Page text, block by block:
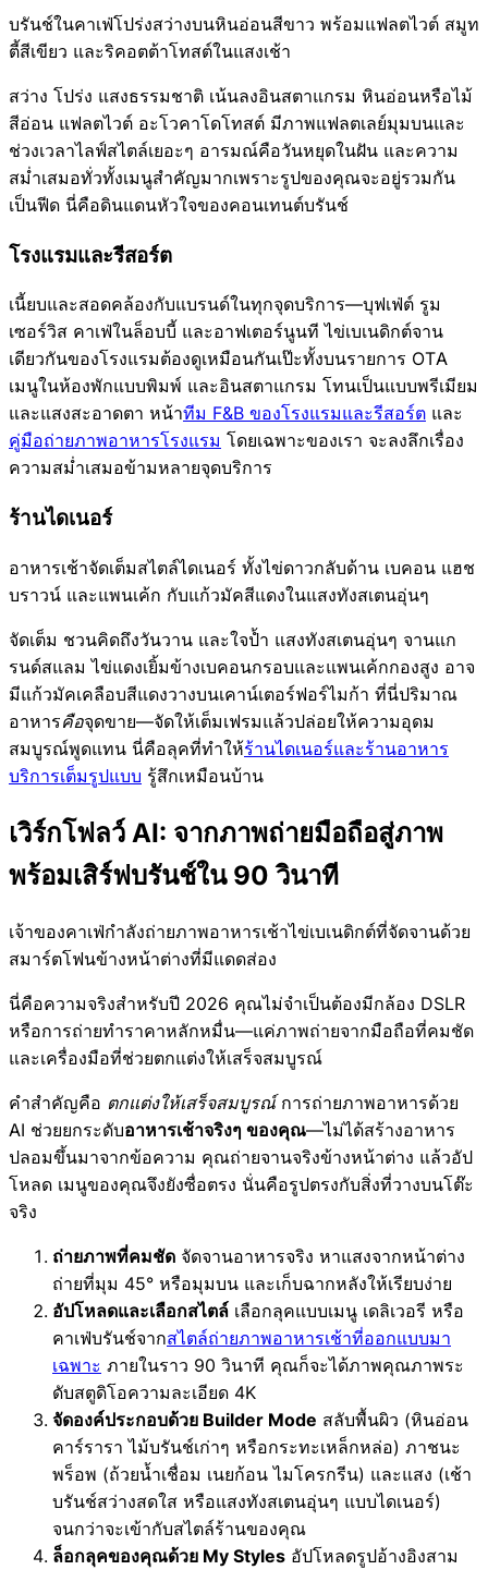
บรันช์ในคาเฟ่โปร่งสว่างบนหินอ่อนสีขาว พร้อมแฟลตไวต์ สมูท
ตี้สีเขียว และริคอตต้าโทสต์ในแสงเช้า
สว่าง โปร่ง แสงธรรมชาติ เน้นลงอินสตาแกรม หินอ่อนหรือไม้
สีอ่อน แฟลตไวต์ อะโวคาโดโทสต์ มีภาพแฟลตเลย์มุมบนและ
ช่วงเวลาไลฟ์สไตล์เยอะๆ อารมณ์คือวันหยุดในฝัน และความ
สม่ำเสมอทั่วทั้งเมนูสำคัญมากเพราะรูปของคุณจะอยู่รวมกัน
เป็นฟีด นี่คือดินแดนหัวใจของคอนเทนต์บรันช์
โรงแรมและรีสอร์ต
เนี้ยบและสอดคล้องกับแบรนด์ในทุกจุดบริการ—บุฟเฟ่ต์ รูม
เซอร์วิส คาเฟ่ในล็อบบี้ และอาฟเตอร์นูนที ไข่เบเนดิกต์จาน
เดียวกันของโรงแรมต้องดูเหมือนกันเป๊ะทั้งบนรายการ OTA
เมนูในห้องพักแบบพิมพ์ และอินสตาแกรม โทนเป็นแบบพรีเมียม
และแสงสะอาดตา หน้าทีม F&B ของโรงแรมและรีสอร์ต และ
คู่มือถ่ายภาพอาหารโรงแรม โดยเฉพาะของเรา จะลงลึกเรื่อง
ความสม่ำเสมอข้ามหลายจุดบริการ
ร้านไดเนอร์
อาหารเช้าจัดเต็มสไตล์ไดเนอร์ ทั้งไข่ดาวกลับด้าน เบคอน แฮช
บราวน์ และแพนเค้ก กับแก้วมัคสีแดงในแสงทังสเตนอุ่นๆ
จัดเต็ม ชวนคิดถึงวันวาน และใจป้ำ แสงทังสเตนอุ่นๆ จานแก
รนด์สแลม ไข่แดงเยิ้มข้างเบคอนกรอบและแพนเค้กกองสูง อาจ
มีแก้วมัคเคลือบสีแดงวางบนเคาน์เตอร์ฟอร์ไมก้า ที่นี่ปริมาณ
อาหารคือจุดขาย—จัดให้เต็มเฟรมแล้วปล่อยให้ความอุดม
สมบูรณ์พูดแทน นี่คือลุคที่ทำให้ร้านไดเนอร์และร้านอาหาร
บริการเต็มรูปแบบ รู้สึกเหมือนบ้าน
เวิร์กโฟลว์ AI: จากภาพถ่ายมือถือสู่ภาพ
พร้อมเสิร์ฟบรันช์ใน 90 วินาที
เจ้าของคาเฟ่กำลังถ่ายภาพอาหารเช้าไข่เบเนดิกต์ที่จัดจานด้วย
สมาร์ตโฟนข้างหน้าต่างที่มีแดดส่อง
นี่คือความจริงสำหรับปี 2026 คุณไม่จำเป็นต้องมีกล้อง DSLR
หรือการถ่ายทำราคาหลักหมื่น—แค่ภาพถ่ายจากมือถือที่คมชัด
และเครื่องมือที่ช่วยตกแต่งให้เสร็จสมบูรณ์
คำสำคัญคือ ตกแต่งให้เสร็จสมบูรณ์การถ่ายภาพอาหารด้วย
AI ช่วยยกระดับอาหารเช้าจริงๆ ของคุณ—ไม่ได้สร้างอาหาร
ปลอมขึ้นมาจากข้อความ คุณถ่ายจานจริงข้างหน้าต่าง แล้วอัป
โหลด เมนูของคุณจึงยังซื่อตรง นั่นคือรูปตรงกับสิ่งที่วางบนโต๊ะ
จริง
ถ่ายภาพที่คมชัด จัดจานอาหารจริง หาแสงจากหน้าต่าง
ถ่ายที่มุม 45° หรือมุมบน และเก็บฉากหลังให้เรียบง่าย
อัปโหลดและเลือกสไตล์ เลือกลุคแบบเมนู เดลิเวอรี หรือ
คาเฟ่บรันช์จากสไตล์ถ่ายภาพอาหารเช้าที่ออกแบบมา
เฉพาะ ภายในราว 90 วินาที คุณก็จะได้ภาพคุณภาพระ
ดับสตูดิโอความละเอียด 4K
จัดองค์ประกอบด้วย Builder Mode สลับพื้นผิว (หินอ่อน
คาร์รารา ไม้บรันช์เก่าๆ หรือกระทะเหล็กหล่อ) ภาชนะ
พร็อพ (ถ้วยน้ำเชื่อม เนยก้อน ไมโครกรีน) และแสง (เช้า
บรันช์สว่างสดใส หรือแสงทังสเตนอุ่นๆ แบบไดเนอร์)
จนกว่าจะเข้ากับสไตล์ร้านของคุณ
ล็อกลุคของคุณด้วย My Styles อัปโหลดรูปอ้างอิงสาม